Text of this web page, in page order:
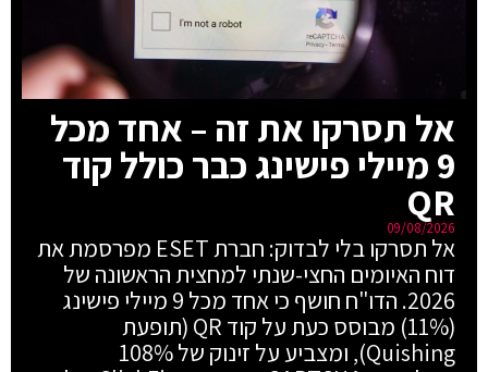
אל תסרקו את זה – אחד מכל
9 מיילי פישינג כבר כולל קוד
QR
09/08/2026
אל תסרקו בלי לבדוק: חברת ESET מפרסמת את
דוח האיומים החצי-שנתי למחצית הראשונה של
2026. הדו"ח חושף כי אחד מכל 9 מיילי פישינג
(11%) מבוסס כעת על קוד QR (תופעת
Quishing), ומצביע על זינוק של 108%